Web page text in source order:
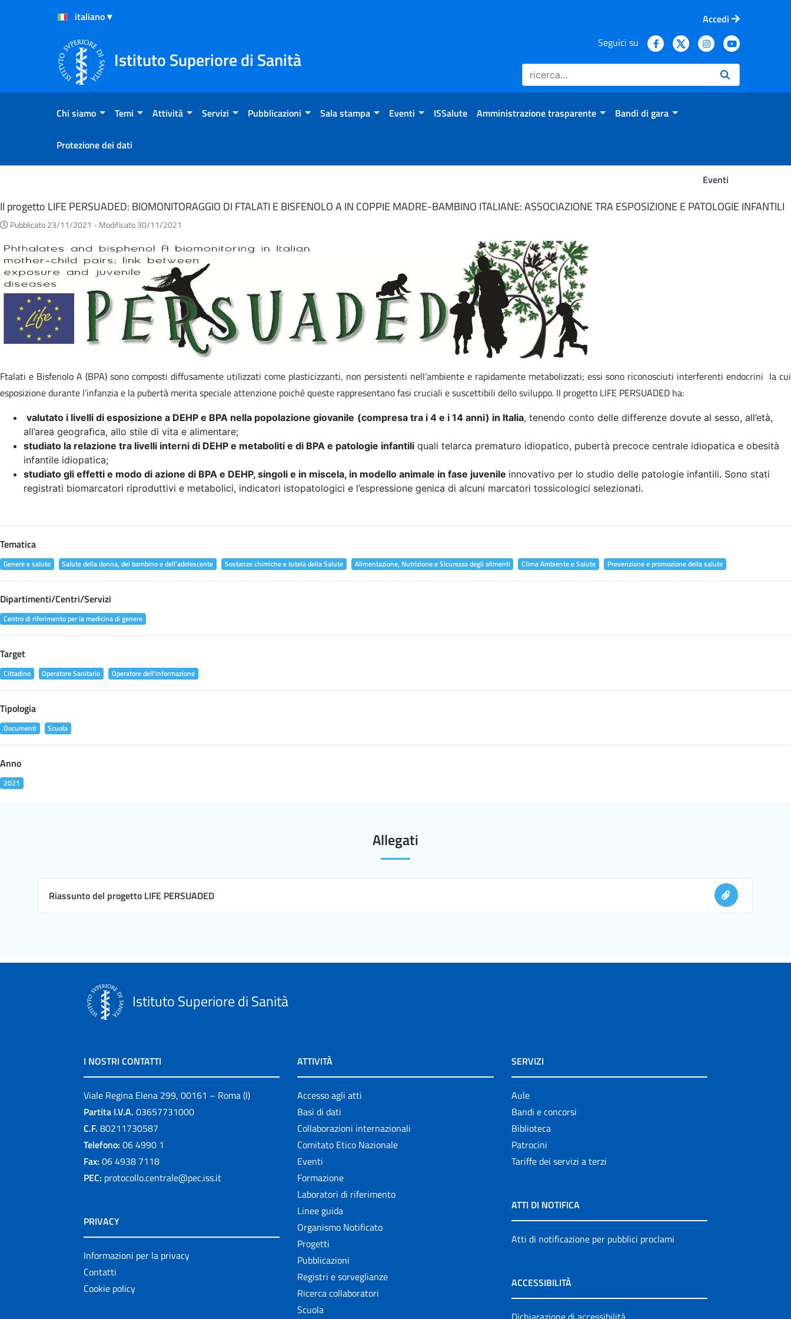
Salta al Contenuto
Salta al Footer
Accedi
Istituto Superiore di Sanità
Seguici su
Chi siamo Temi Attività Servizi Pubblicazioni Sala stampa Eventi ISSalute Amministrazione trasparente Bandi di gara
Protezione dei dati
Eventi
Eventi
Il progetto LIFE PERSUADED: BIOMONITORAGGIO DI FTALATI E BISFENOLO A IN COPPIE MADRE-BAMBINO ITALIANE: ASSOCIAZIONE TRA ESPOSIZIONE E PATOLOGIE INFANTILI
Pubblicato 23/11/2021 - Modificato 30/11/2021
Ftalati e Bisfenolo A (BPA) sono composti diffusamente utilizzati come plasticizzanti, non persistenti nell’ambiente e rapidamente metabolizzati; essi sono riconosciuti interferenti endocrini la cui
esposizione durante l’infanzia e la pubertà merita speciale attenzione poiché queste rappresentano fasi cruciali e suscettibili dello sviluppo. Il progetto LIFE PERSUADED ha:
valutato i livelli di esposizione a DEHP e BPA nella popolazione giovanile (compresa tra i 4 e i 14 anni) in Italia, tenendo conto delle differenze dovute al sesso, all’età,
all’area geografica, allo stile di vita e alimentare;
studiato la relazione tra livelli interni di DEHP e metaboliti e di BPA e patologie infantili quali telarca prematuro idiopatico, pubertà precoce centrale idiopatica e obesità
infantile idiopatica;
studiato gli effetti e modo di azione di BPA e DEHP, singoli e in miscela, in modello animale in fase juvenile innovativo per lo studio delle patologie infantili. Sono stati
registrati biomarcatori riproduttivi e metabolici, indicatori istopatologici e l’espressione genica di alcuni marcatori tossicologici selezionati.
Tematica
Genere e salute Salute della donna, del bambino e dell'adolescente Sostanze chimiche e tutela della Salute Alimentazione, Nutrizione e Sicurezza degli alimenti Clima Ambiente e Salute Prevenzione e promozione della salute
Dipartimenti/Centri/Servizi
Centro di riferimento per la medicina di genere
Target
Cittadino Operatore Sanitario Operatore dell'informazione
Tipologia
Documenti Scuola
Anno
2021
Allegati
Riassunto del progetto LIFE PERSUADED
Istituto Superiore di Sanità
I NOSTRI CONTATTI
Viale Regina Elena 299, 00161 – Roma (I)
Partita I.V.A. 03657731000
C.F. 80211730587
Telefono: 06 4990 1
Fax: 06 4938 7118
PEC: protocollo.centrale@pec.iss.it
PRIVACY
Informazioni per la privacy
Contatti
Cookie policy
ATTIVITÀ
Accesso agli atti
Basi di dati
Collaborazioni internazionali
Comitato Etico Nazionale
Eventi
Formazione
Laboratori di riferimento
Linee guida
Organismo Notificato
Progetti
Pubblicazioni
Registri e sorveglianze
Ricerca collaboratori
Scuola
SERVIZI
Aule
Bandi e concorsi
Biblioteca
Patrocini
Tariffe dei servizi a terzi
ATTI DI NOTIFICA
Atti di notificazione per pubblici proclami
ACCESSIBILITÀ